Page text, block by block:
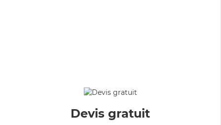
Devis gratuit